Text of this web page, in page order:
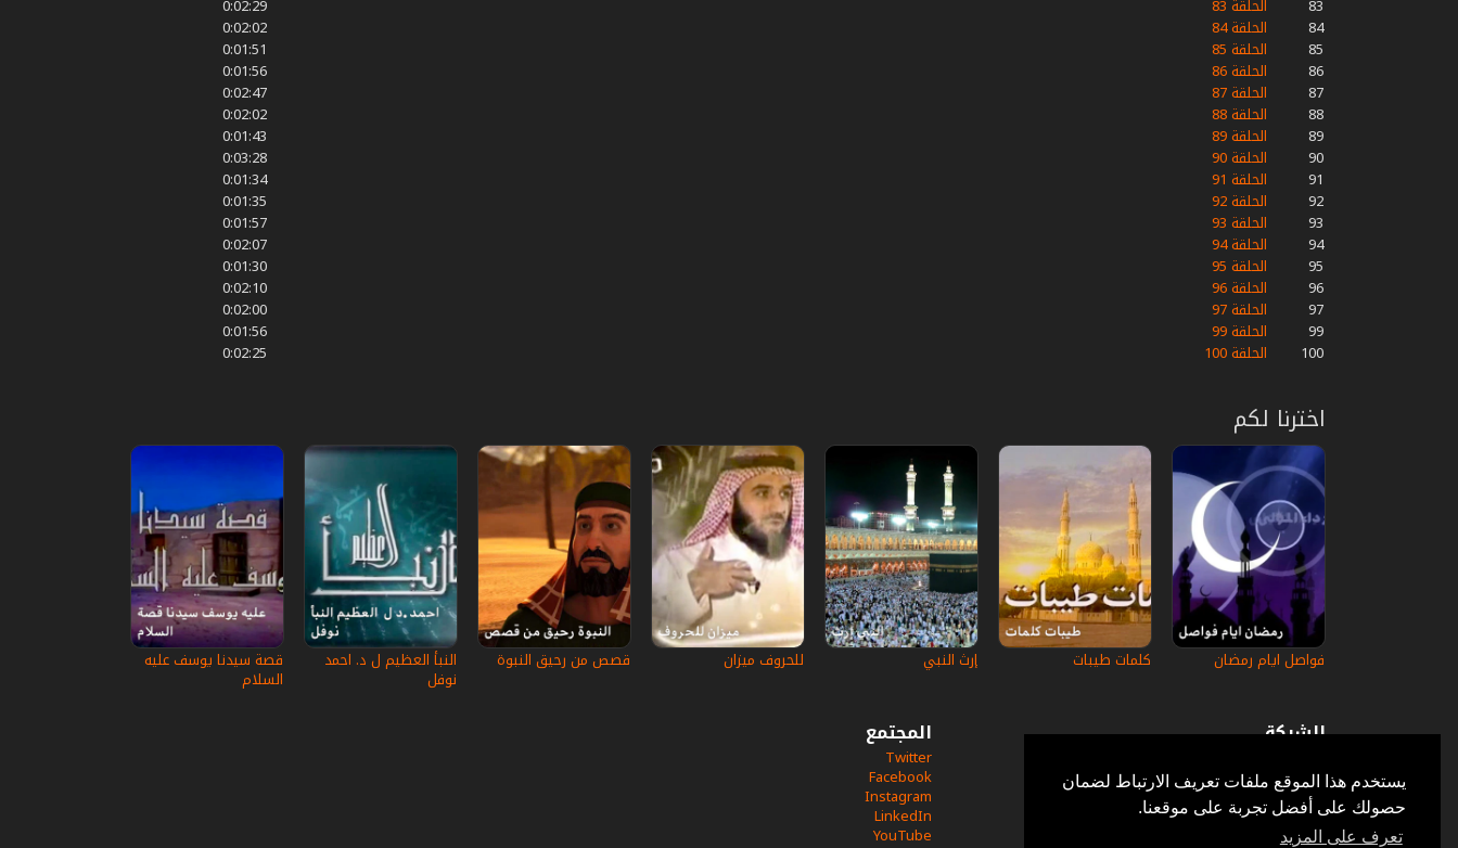
يستخدم هذا الموقع ملفات تعريف الارتباط لضمان
حصولك على أفضل تجربة على موقعنا.
تعرف على المزيد
83
الحلقة 83
0:02:29
84
الحلقة 84
0:02:02
85
الحلقة 85
0:01:51
86
الحلقة 86
0:01:56
87
الحلقة 87
0:02:47
88
الحلقة 88
0:02:02
89
الحلقة 89
0:01:43
90
الحلقة 90
0:03:28
91
الحلقة 91
0:01:34
92
الحلقة 92
0:01:35
93
الحلقة 93
0:01:57
94
الحلقة 94
0:02:07
95
الحلقة 95
0:01:30
96
الحلقة 96
0:02:10
97
الحلقة 97
0:02:00
99
الحلقة 99
0:01:56
100
الحلقة 100 0:02:25
اخترنا لكم
فواصل ايام رمضان كلمات طيبات إرث النبي‎ للحروف ميزان قصص من رحيق النبوة النبأ العظيم ل د. احمد
نوفل
قصة سيدنا يوسف عليه
السلام
الشركة
أسئلة وأجوبة
في الإعلام
خدمة الزبائن
إتصل بنا
المجتمع
Twitter
Facebook
Instagram
LinkedIn
YouTube